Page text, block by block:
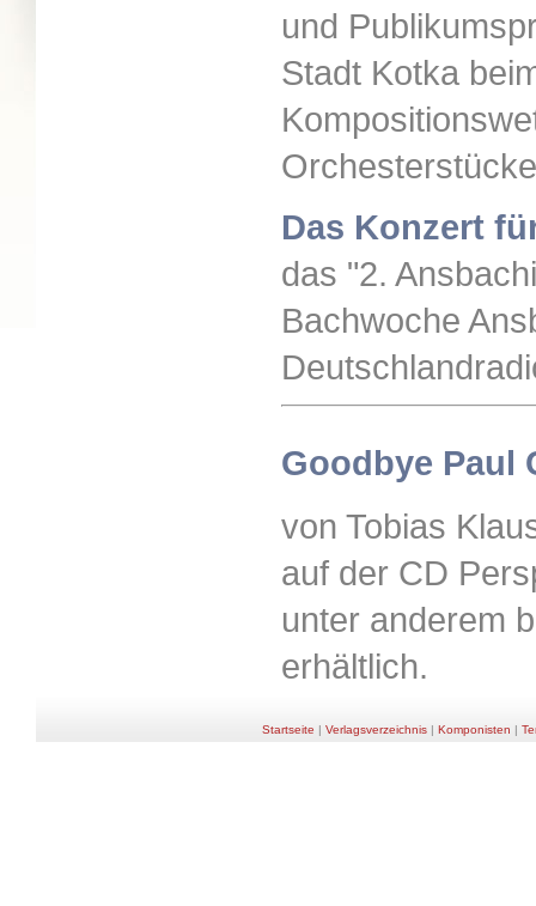
und
Stadt Kotka
Orchesterstücke
Das Konzert
das "2.
Bachwoche
Goodbye Paul
von Tobias
auf der CD
unter anderem
erhältlich.
Startseite | Verlagsverzeichnis| Komponisten |